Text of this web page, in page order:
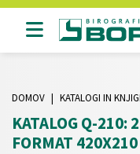
DOMOV KATALOGI IN
KATALOG Q-210:
FORMAT